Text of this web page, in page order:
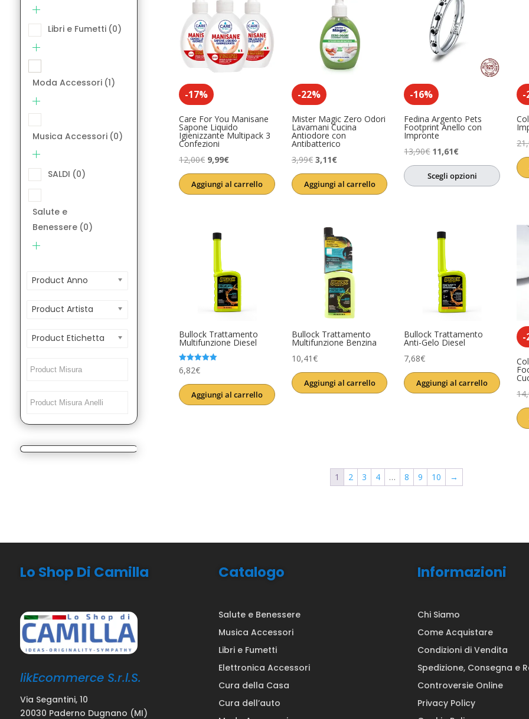
Libri e Fumetti (0)
Moda Accessori (1)
Musica Accessori (0)
SALDI (0)
Salute e
Benessere (0)
Product Anno
Product Artista
Product Etichetta
-17%
Care For You Manisane
Sapone Liquido
Igienizzante Multipack 3
Confezioni
12,00€ Il
prezzo
originale
9,99€Il
prezzo
attuale
Aggiungi al carrello
-22%
Mister Magic Zero Odori
Lavamani Cucina
Antiodore con
Antibatterico
3,99€ Il
prezzo
originale
3,11€Il
prezzo
attuale
Aggiungi al carrello
-16%
Fedina Argento Pets
Footprint Anello con
Impronte
13,90€ Il
prezzo
originale
11,61€Il
prezzo
attuale
Scegli opzioni
-
Bullock Trattamento
Multifunzione Diesel
Valutato
5.00
6,82€
Aggiungi al carrello
Bullock Trattamento
Multifunzione Benzina
10,41€
Aggiungi al carrello
Bullock Trattamento
Anti-Gelo Diesel
7,68€
Aggiungi al carrello
-
1 2 3 4 … 8 9 10 →
Lo Shop Di Camilla
likEcommerce S.r.l.S.
Via Segantini, 10
20030 Paderno Dugnano (MI)
Catalogo
Salute e Benessere
Musica Accessori
Libri e Fumetti
Elettronica Accessori
Cura della Casa
Cura dell’auto
Informazioni
Chi Siamo
Come Acquistare
Condizioni di Vendita
Spedizione, Consegna e
Controversie Online
Privacy Policy